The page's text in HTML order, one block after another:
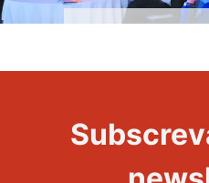
Evento